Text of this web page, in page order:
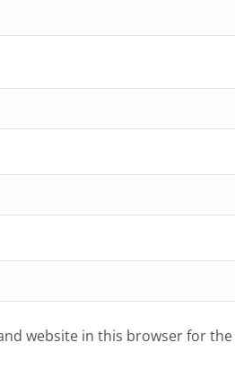
website in this browser for